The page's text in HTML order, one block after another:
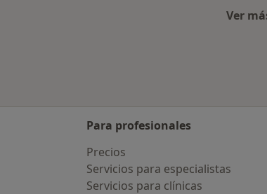
Ver
Para profesionales
Precios
Servicios para especialistas
Servicios para clínicas